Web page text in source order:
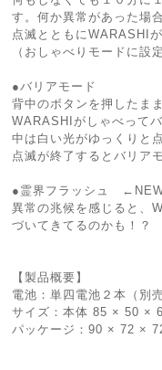
す。何か異常があった場
点滅とともにWARASHI
（おしゃべりモードに設
●バリアモード
背中のボタンを押したま
WARASHIがしゃべって
中は白い光がゆっくりと
点滅が終了するとバリア
●霊界フラッシュ
異常の兆候を感じると、
づいてきてるのかも！？
【製品概要】
電池：単四電池２本（別売
サイズ：本体 85 × 50 ×
パッケージ：90 × 72 ×